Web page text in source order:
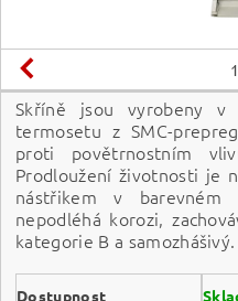
1
Skříně jsou vyrobeny v
termosetu z SMC-
proti povětrnostním
Prodloužení životnosti je
nástřikem v barevném
nepodléhá korozi,
kategorie B a samozhášivý.
Dostupnost